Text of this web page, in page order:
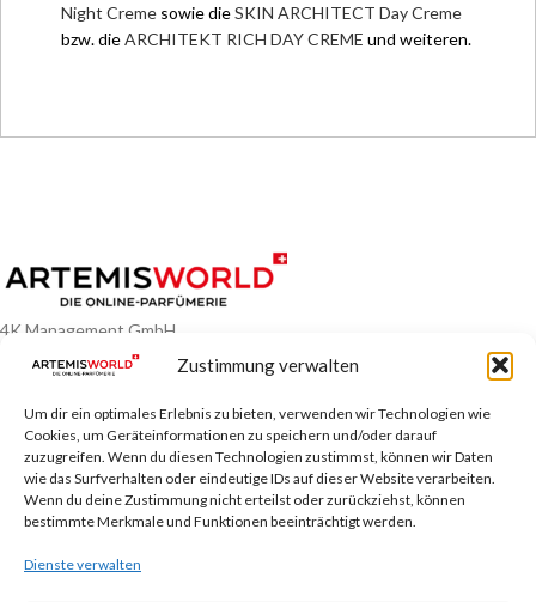
Zustimmung verwalten
Um dir ein optimales Erlebnis zu bieten, verwenden wir Technologien wie
Cookies, um Geräteinformationen zu speichern und/oder darauf
zuzugreifen. Wenn du diesen Technologien zustimmst, können wir Daten
wie das Surfverhalten oder eindeutige IDs auf dieser Website verarbeiten.
Wenn du deine Zustimmung nicht erteilst oder zurückziehst, können
bestimmte Merkmale und Funktionen beeinträchtigt werden.
Dienste verwalten
Night Creme sowie dieSKIN ARCHITECT Day Creme
bzw. dieARCHITEKT RICH DAY CREME und weiteren.
4K Management GmbH
Zum Brühl 25, 69190 Walldorf
customercare@artemis-world.de
AKTUELLE ANGEBOTE
ARTEMIS INSIDE
PRODUKTKATEGORIEN